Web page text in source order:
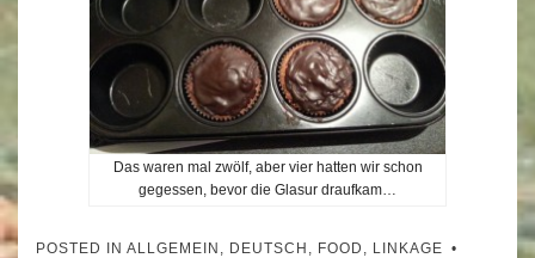
Das waren mal zwölf, aber vier hatten wir schon
gegessen, bevor die Glasur draufkam…
POSTED IN ALLGEMEIN DEUTSCH FOOD
LINKAGE